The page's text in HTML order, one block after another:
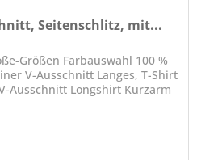
Seitenschlitz, mit...
Größen Farbauswahl 100 %
V-Ausschnitt Langes, T-Shirt
Ausschnitt Longshirt Kurzarm